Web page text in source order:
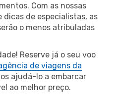
Com as nossas
de especialistas, as
o menos atribuladas
Reserve já o seu voo
de viagens da
ajudá-lo a embarcar
ao melhor preço.